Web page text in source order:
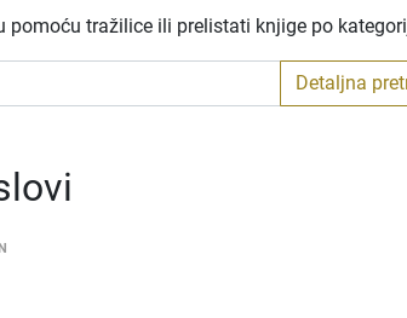
tražilice ili prelistati knjige po
Detaljna